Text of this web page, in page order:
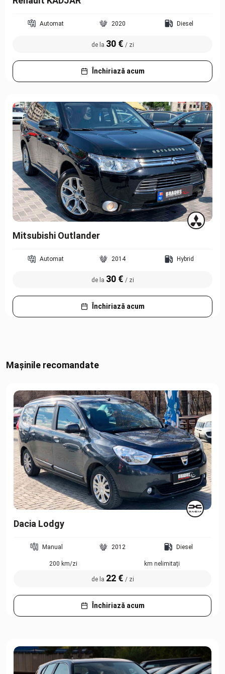
Automat 2020 Diesel
de la 30 € / zi
Închiriază acum
Mitsubishi Outlander
Automat 2014 Hybrid
de la 30 € / zi
Închiriază acum
Mașinile recomandate
Dacia Lodgy
Manual 2012 Diesel
200 km/zi km nelimitați
de la 22 € / zi
Închiriază acum